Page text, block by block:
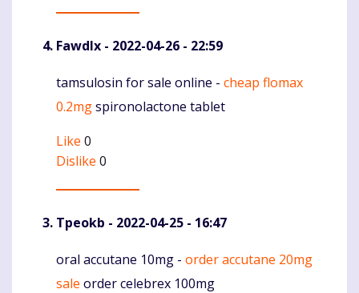
Fawdlx - 2022-04-26 - 22:59
Komentaras
tamsulosin for sale online - cheap flomax
0.2mgspironolactone tablet
Like 0
Dislike 0
Tpeokb - 2022-04-25 - 16:47
Komentaras
oral accutane 10mg - order accutane 20mg
sale order celebrex 100mg